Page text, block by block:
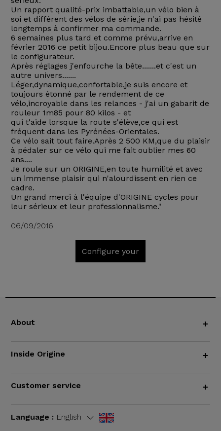
Un rapport qualité-prix imbattable,un vélo bien à
soi et différent des vélos de série,je n'ai pas hésité
longtemps à confirmer ma commande.
6 semaines plus tard et comme prévu,arrive en
février 2016 ce petit bijou.Encore plus beau que sur
le configurateur.
Après réglages j'enfourche la bête.......et c'est un
autre univers.......
Léger,dynamique,confortable,je suis encore et
toujours étonné par le rendement de ce
vélo,incroyable dans les relances - j'ai un gabarit de
rouleur 1m85 pour 80 kilos - et
qui t'aide lorsque la route s'élève,ce qui est
fréquent dans les Pyrénées-Orientales.
Ce vélo sait tout faire.Après 2 500 KM,que du plaisir
à pédaler sur ce vélo qui me fait oublier mes 60
ans....
Je roule sur un ORIGINE,en toute humilité et avec
un immense plaisir qui n'alourdissent en rien ce
cadre.
Un grand merci à l'équipe d'ORIGINE cycles pour
leur sérieux et leur professionnalisme."
06/09/2016
Configure your
About +
Inside Origine +
Customer service +
Language : English